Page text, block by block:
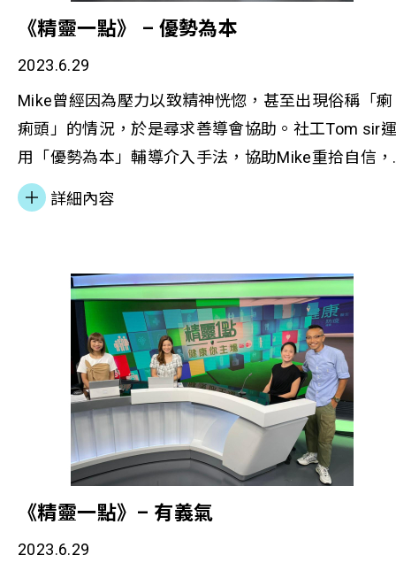
防重犯小組，為阿強提供結合輔導及健康生活管理的
運動綜合支援服務。阿強發現持續的運動訓練大大提
升了他的自律及自控能力，讓他可以自主地重新建立
積極的人生態度。此外，阿強認為，社會服務若能同
時附設有健康生活管理支援，可以為原本較被動但健
康又較高危的服務使用者提供誘因，催化他們願意參
這樣便不需要分散尋找和協調不同資源，有助於他維
張，而隨著慢慢長大而與日俱增的責任和負擔，使她
的心理健康逐漸惡化。在接觸善導會前，Juhi情緒不
定，甚至出現情緒崩潰的情況，並有睡眠困擾的問
題。透過朋友介紹接觸了善導會多元族裔服務，並參
加了健康生活管理系列的拳擊課程。她認為在運動時
感受到快樂，有助於穩定情緒和紓解壓力，更重要的
是社工透過輔導結合健康生活管理元素，讓其慢慢建
立健康生活模式，開始改變心態及願意接觸更多身邊
人，提升心理健康的韌性。 「社中有醫」 多方共贏
現時，社福機構主要由社工跟進個案，並在服務使用
《精靈一點》 – 優勢為本
2023.6.29
Mike曾經因為壓力以致精神恍惚，甚至出現俗稱「瘌
痢頭」的情況，於是尋求善導會協助。社工Tom sir
用「優勢為本」輔導介入手法，協助Mike重拾自信，
由長者魔術班開始，讓他發揮所長。今日Mike臉上多
了笑容，培養良好生活習慣！在此呼籲各位勇敢面對
人，可能簡單一句問候，也有機會協助到迷茫失意的
朋友。 若想了解更多，請瀏覽下列報導︰ 立即重
節目：香港電台《精靈一點》 –優勢為本
詳細內容
《精靈一點》– 有義氣
2023.6.29